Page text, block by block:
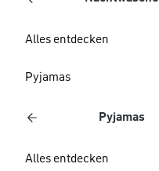
Alles entdecken
Pyjamas
Pyjamas
Alles entdecken